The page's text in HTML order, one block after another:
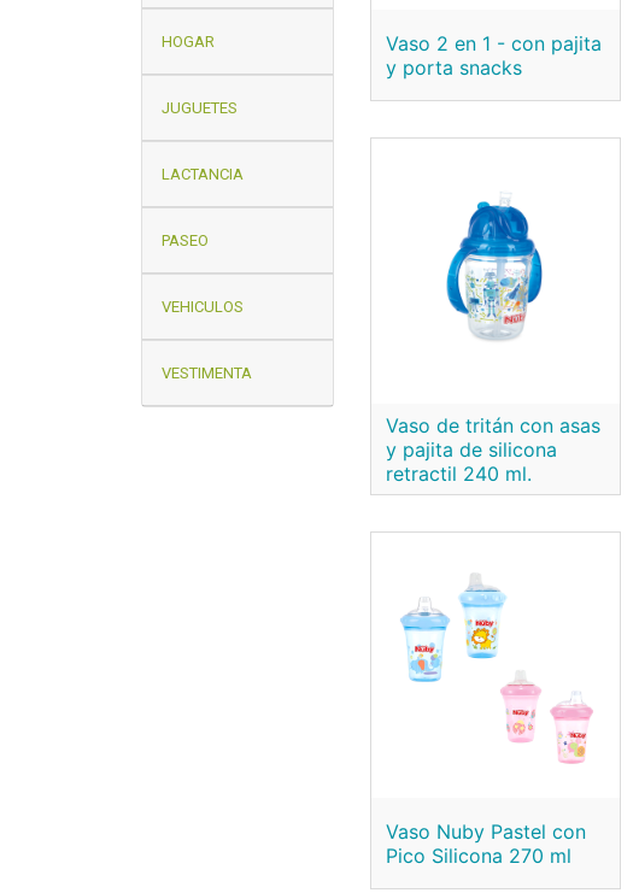
HOGAR
JUGUETES
LACTANCIA
PASEO
VEHICULOS
VESTIMENTA
Vaso 2 en 1 - con pajita
y porta snacks
Vaso de tritán con asas
y pajita de silicona
retractil 240 ml.
Vaso Nuby Pastel con
Pico Silicona 270 ml